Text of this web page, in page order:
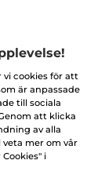
Vårdande
cookies för att
är anpassade
till sociala
att klicka
av alla
veta mer om vår
i